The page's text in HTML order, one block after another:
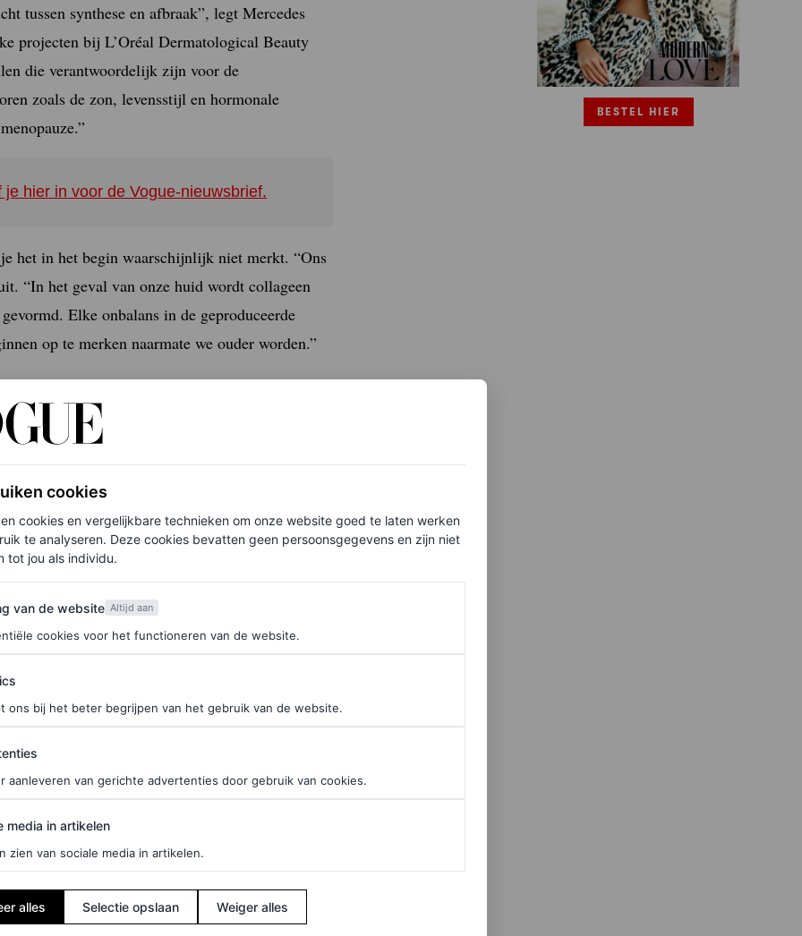
tussen synthese en afbraak”, legt Mercedes
projecten bij L’Oréal Dermatological Beauty
die verantwoordelijk zijn voor de
zoals de zon, levensstijl en hormonale
hier in voor de Vogue-nieuwsbrief.
het in het begin waarschijnlijk niet merkt. “Ons
“In het geval van onze huid wordt collageen
Elke onbalans in de geproduceerde
op te merken naarmate we ouder worden.”
de leeftijd van 25 jaar, maar Abarquero Cerezo
onze levensstijl of gewoonten. Dit verlies
beurt zorgen voor zichtbaar verlies van
Cerezo.
houden
van collageenverlies zijn dat de huid er
het gezicht verandert (zoals smallere slapen),
BESTEL HIER
cookies
cookies en vergelijkbare technieken om onze website goed te laten werken
te analyseren. Deze cookies bevatten geen persoonsgegevens en zijn niet
tot jou als individu.
de website
van de website Altijd aan
cookies voor het functioneren van de website.
ons bij het beter begrijpen van het gebruik van de website.
aanleveren van gerichte advertenties door gebruik van cookies.
in artikelen
media in artikelen
zien van sociale media in artikelen.
alles Selectie opslaan Weiger alles